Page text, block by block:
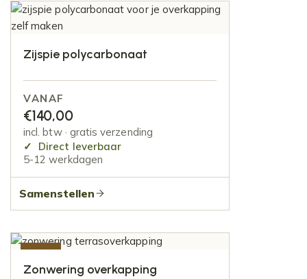
Zijspie polycarbonaat
VANAF
€140,00
incl. btw · gratis verzending
Direct leverbaar
5-12 werkdagen
Samenstellen
Zonwering overkapping